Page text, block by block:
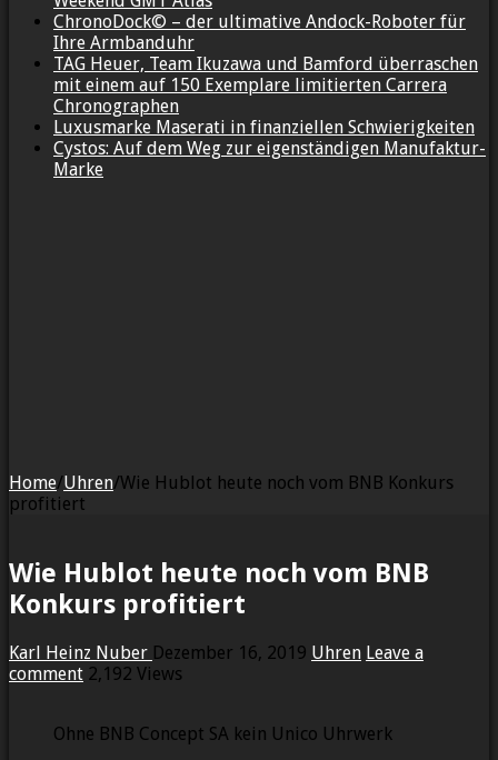
ChronoDock© – der ultimative Andock-Roboter für
Ihre Armbanduhr
TAG Heuer, Team Ikuzawa und Bamford überraschen
mit einem auf 150 Exemplare limitierten Carrera
Chronographen
Luxusmarke Maserati in finanziellen Schwierigkeiten
Cystos: Auf dem Weg zur eigenständigen Manufaktur-
Marke
Home/Uhren/Wie Hublot heute noch vom BNB Konkurs
profitiert
Wie Hublot heute noch vom BNB
Konkurs profitiert
Karl Heinz Nuber Dezember 16, 2019 Uhren Leave a
comment 2,192 Views
Ohne BNB Concept SA kein Unico Uhrwerk